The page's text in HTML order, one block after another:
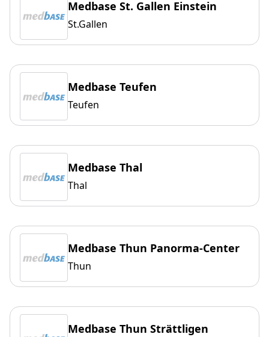
Medbase St. Gallen Einstein
St.Gallen
Medbase Teufen
Teufen
Medbase Thal
Thal
Medbase Thun Panorma-Center
Thun
Medbase Thun Strättligen